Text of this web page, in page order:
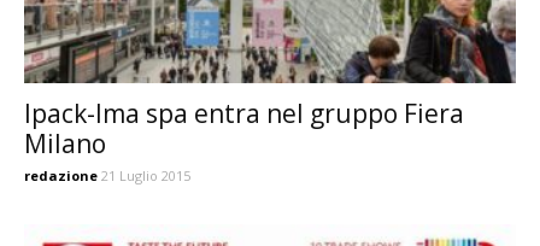
Ipack-Ima spa entra nel gruppo Fiera
Milano
redazione 21 Luglio 2015